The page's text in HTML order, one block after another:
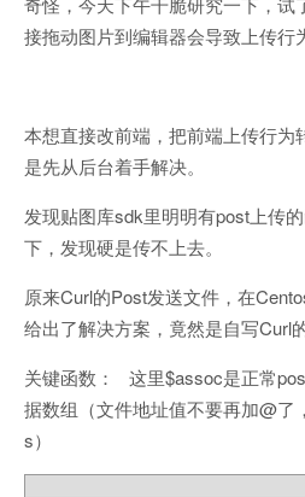
接拖动图片到编辑器会导致上传行
本想直接改前端，把前端上传行为
是先从后台着手解决。
发现贴图库sdk里明明有post上传
下，发现硬是传不上去。
原来Curl的Post发送文件，在
给出了解决方案，竟然是自写Curl
关键函数： 这里$assoc是正常
据数组（文件地址值不要再加@了
s）